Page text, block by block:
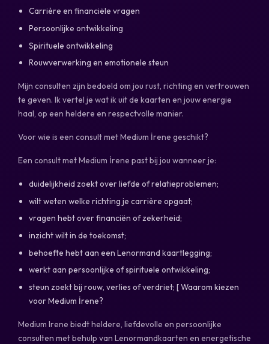
Carrière en financiële vragen
Persoonlijke ontwikkeling
Spirituele ontwikkeling
Rouwverwerking en emotionele steun
Mijn consulten zijn bedoeld om jou rust, richting en vertrouwen
te geven. Ik vertel je wat ik uit de kaarten en jouw energie
haal, op een heldere en respectvolle manier.
Voor wie is een consult met Medium İrene geschikt?
Een consult met Medium İrene past bij jou wanneer je:
duidelijkheid zoekt over liefde of relatieproblemen;
wilt weten welke richting je carrière opgaat;
vragen hebt over financiën of zekerheid;
inzicht wilt in de toekomst;
behoefte hebt aan een Lenormand kaartlegging;
werkt aan persoonlijke of spirituele ontwikkeling;
steun zoekt bij rouw, verlies of verdriet; [ Waarom kiezen
voor Medium İrene?
Medium Irene biedt heldere, liefdevolle en persoonlijke
consulten met behulp van Lenormandkaarten en energetische